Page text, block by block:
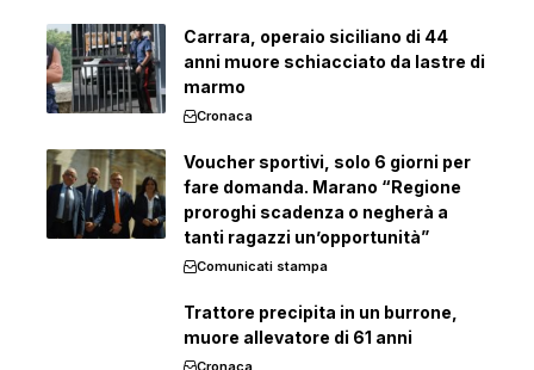
Carrara, operaio siciliano di 44
anni muore schiacciato da lastre di
marmo
Cronaca
Voucher sportivi, solo 6 giorni per
fare domanda. Marano “Regione
proroghi scadenza o negherà a
tanti ragazzi un’opportunità”
Comunicati stampa
Trattore precipita in un burrone,
muore allevatore di 61 anni
Cronaca